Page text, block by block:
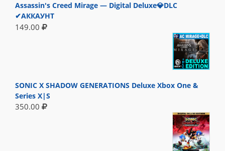
Assassin's Creed Mirage — Digital Deluxe💎DLC
✔АККАУНТ
149.00
SONIC X SHADOW GENERATIONS Deluxe Xbox One &
Series X|S
350.00